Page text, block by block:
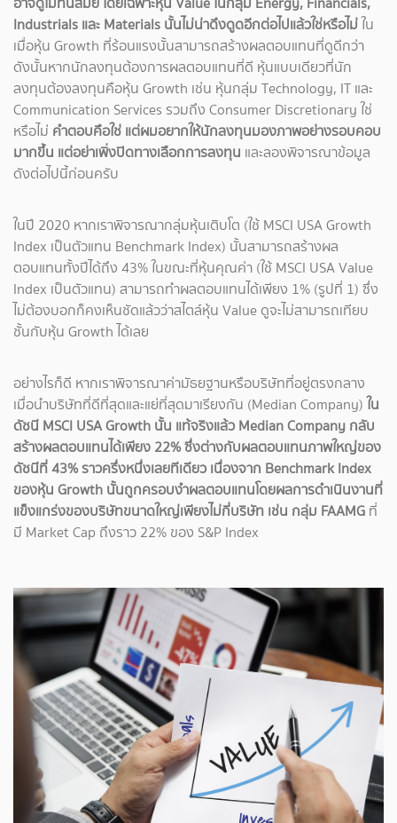
Industrials และ Materials นั้นไม่น่าดึงดูดอีกต่อไปแล้วใช่หรือไม่ใน
เมื่อหุ้น Growth ที่ร้อนแรงนั้นสามารถสร้างผลตอบแทนที่ดูดีกว่า
ดังนั้นหากนักลงทุนต้องการผลตอบแทนที่ดี หุ้นแบบเดียวที่นัก
ลงทุนต้องลงทุนคือหุ้น Growth เช่น หุ้นกลุ่ม Technology, IT และ
Communication Services รวมถึง Consumer Discretionary ใช่
หรือไม่ คำตอบคือใช่ แต่ผมอยากให้นักลงทุนมองภาพอย่างรอบคอบ
มากขึ้น แต่อย่าเพิ่งปิดทางเลือกการลงทุน และลองพิจารณาข้อมูล
ดังต่อไปนี้ก่อนครับ
ในปี 2020 หากเราพิจารณากลุ่มหุ้นเติบโต (ใช้ MSCI USA Growth
Index เป็นตัวแทน Benchmark Index) นั้นสามารถสร้างผล
ตอบแทนทั้งปีได้ถึง 43% ในขณะที่หุ้นคุณค่า (ใช้ MSCI USA Value
Index เป็นตัวแทน) สามารถทำผลตอบแทนได้เพียง 1% (รูปที่ 1) ซึ่ง
ไม่ต้องบอกก็คงเห็นชัดแล้วว่าสไตล์หุ้น Value ดูจะไม่สามารถเทียบ
ชั้นกับหุ้น Growth ได้เลย
อย่างไรก็ดี หากเราพิจารณาค่ามัธยฐานหรือบริษัทที่อยู่ตรงกลาง
เมื่อนำบริษัทที่ดีที่สุดและแย่ที่สุดมาเรียงกัน (Median Company)ใน
ดัชนี MSCI USA Growth นั้น แท้จริงแล้ว Median Company กลับ
สร้างผลตอบแทนได้เพียง 22% ซึ่งต่างกับผลตอบแทนภาพใหญ่ของ
ดัชนีที่ 43% ราวครึ่งหนึ่งเลยทีเดียว เนื่องจาก Benchmark Index
ของหุ้น Growth นั้นถูกครอบงำผลตอบแทนโดยผลการดำเนินงานที่
แข็งแกร่งของบริษัทขนาดใหญ่เพียงไม่กี่บริษัท เช่น กลุ่ม FAAMG ที่
มี Market Cap ถึงราว 22% ของ S&P Index